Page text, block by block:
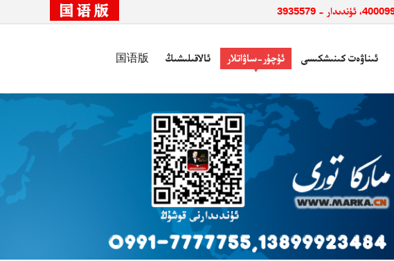
ئىناۋەت كىنىشكىسى ئۇچۇر-ساۋاتلار ئالاقىلىشىڭ 国语版